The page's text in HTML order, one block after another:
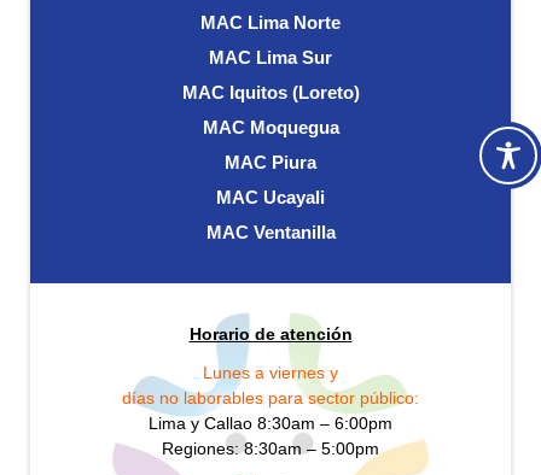
MAC Lima Norte
MAC Lima Sur
MAC Iquitos (Loreto)
MAC Moquegua
MAC Piura
MAC Ucayali
MAC Ventanilla
Horario de atención
Lunes a viernes y
días no laborables para sector público:
Lima y Callao 8:30am – 6:00pm
Regiones: 8:30am – 5:00pm